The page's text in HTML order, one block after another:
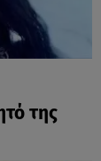
της